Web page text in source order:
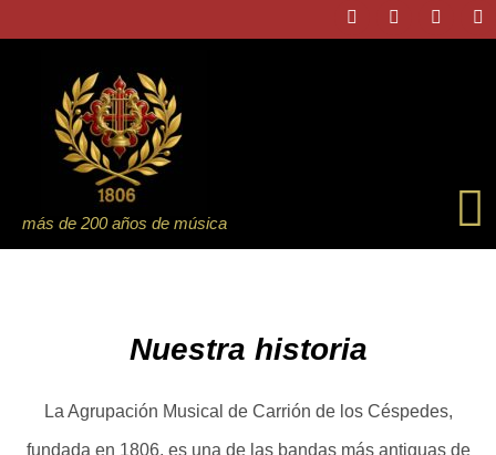
más de 200 años de música
Nuestra historia
La Agrupación Musical de Carrión de los Céspedes,
fundada en 1806, es una de las bandas más antiguas de